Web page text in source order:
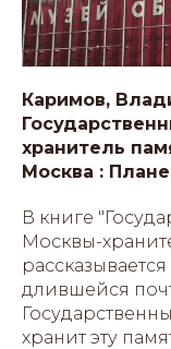
Каримов,
хранитель
Москва :
В книге
Москвы-
длившейся
хранит эту